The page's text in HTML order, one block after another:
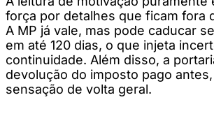
força por detalhes que ficam fora
A MP já vale, mas pode caducar
em até 120 dias, o que injeta
continuidade. Além disso, a
devolução do imposto pago
sensação de volta geral.